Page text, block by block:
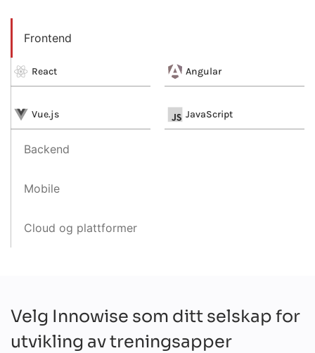
Frontend
React Angular
Vue.js JavaScript
Backend
Mobile
Cloud og plattformer
Velg Innowise som ditt selskap for
utvikling av treningsapper